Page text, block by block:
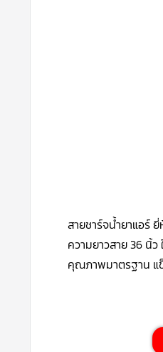
สายชาร์จน้ำยาแอร์
ความยาวสาย 36 นิ้ว
คุณภาพมาตรฐาน แ